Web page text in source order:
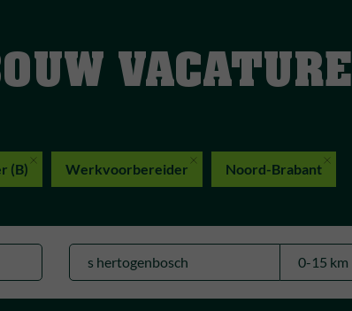
(B) Werkvoorbereider Noord-Brabant
VACATURE